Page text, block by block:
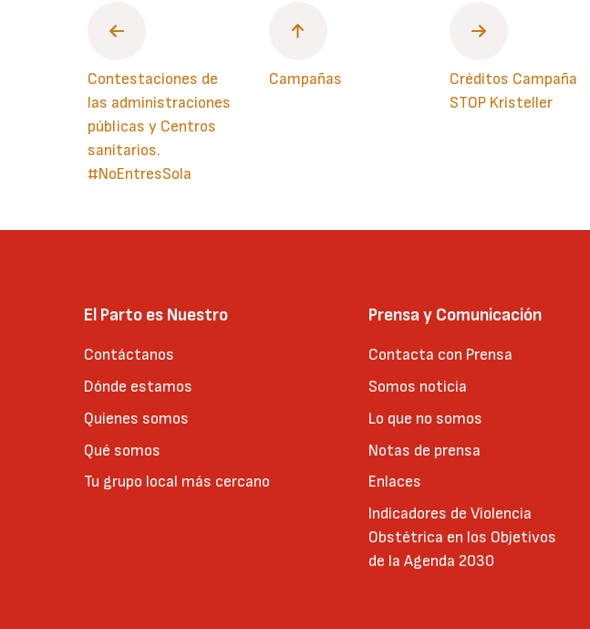
Contestaciones de
las administraciones
públicas y Centros
sanitarios.
#NoEntresSola
Campañas
Créditos Campaña
STOP Kristeller
El Parto es Nuestro
Contáctanos
Dónde estamos
Quienes somos
Qué somos
Tu grupo local más cercano
Prensa y Comunicación
Contacta con Prensa
Somos noticia
Lo que no somos
Notas de prensa
Enlaces
Indicadores de Violencia
Obstétrica en los Objetivos
de la Agenda 2030